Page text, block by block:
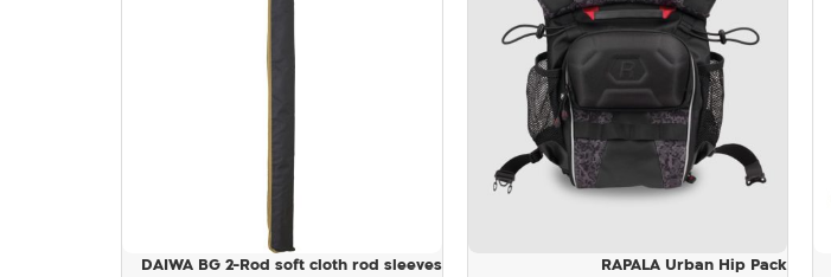
RAPALA Urban Hip Pack
DAIWA BG 2-Rod soft cloth rod sleeves